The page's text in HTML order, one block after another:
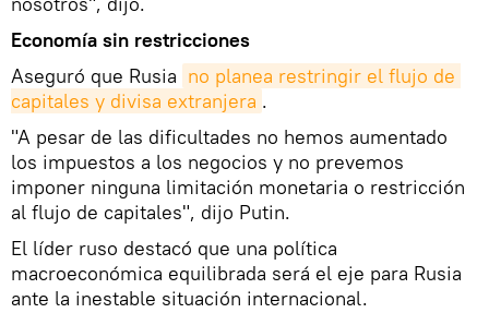
Economía sin restricciones
Aseguró que Rusia no planea restringir el flujo de
capitales y divisa extranjera .
"A pesar de las dificultades no hemos aumentado
los impuestos a los negocios y no prevemos
imponer ninguna limitación monetaria o restricción
al flujo de capitales", dijo Putin.
El líder ruso destacó que una política
macroeconómica equilibrada será el eje para Rusia
ante la inestable situación internacional.